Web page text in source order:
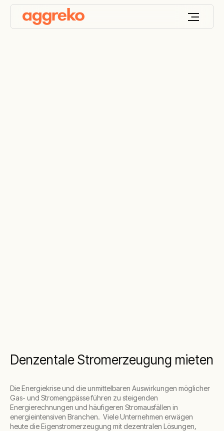
Denzentale Stromerzeugung mieten
Die Energiekrise und die unmittelbaren Auswirkungen möglicher
Gas- und Stromengpässe führen zu steigenden
Energierechnungen und häufigeren Stromausfällen in
energieintensiven Branchen. Viele Unternehmen erwägen
heute die Eigenstromerzeugung mit dezentralen Lösungen,